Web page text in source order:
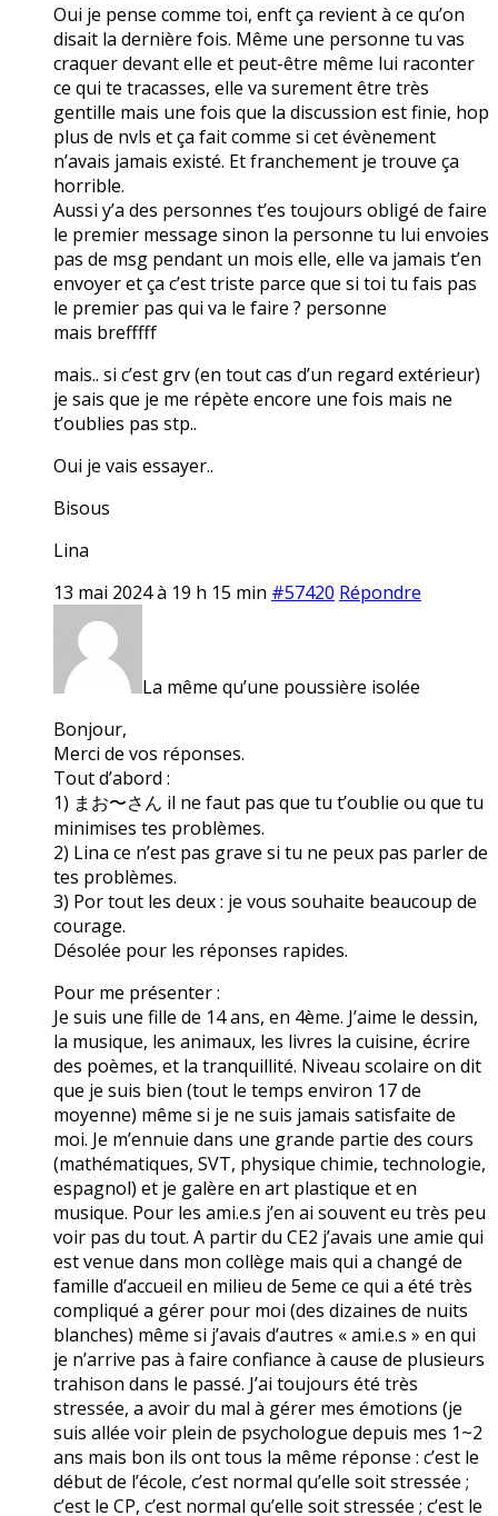
Oui je pense comme toi, enft ça revient à ce qu’on
disait la dernière fois. Même une personne tu vas
craquer devant elle et peut-être même lui raconter
ce qui te tracasses, elle va surement être très
gentille mais une fois que la discussion est finie, hop
plus de nvls et ça fait comme si cet évènement
n’avais jamais existé. Et franchement je trouve ça
horrible.
Aussi y’a des personnes t’es toujours obligé de faire
le premier message sinon la personne tu lui envoies
pas de msg pendant un mois elle, elle va jamais t’en
envoyer et ça c’est triste parce que si toi tu fais pas
le premier pas qui va le faire ? personne
mais brefffff
mais.. si c’est grv (en tout cas d’un regard extérieur)
je sais que je me répète encore une fois mais ne
t’oublies pas stp..
Oui je vais essayer..
Bisous
Lina
13 mai 2024 à 19 h 15 min #57420 Répondre
La même qu’une poussière isolée
Bonjour,
Merci de vos réponses.
Tout d’abord :
1) まお〜さん il ne faut pas que tu t’oublie ou que tu
minimises tes problèmes.
2) Lina ce n’est pas grave si tu ne peux pas parler de
tes problèmes.
3) Por tout les deux : je vous souhaite beaucoup de
courage.
Désolée pour les réponses rapides.
Pour me présenter :
Je suis une fille de 14 ans, en 4ème. J’aime le dessin,
la musique, les animaux, les livres la cuisine, écrire
des poèmes, et la tranquillité. Niveau scolaire on dit
que je suis bien (tout le temps environ 17 de
moyenne) même si je ne suis jamais satisfaite de
moi. Je m’ennuie dans une grande partie des cours
(mathématiques, SVT, physique chimie, technologie,
espagnol) et je galère en art plastique et en
musique. Pour les ami.e.s j’en ai souvent eu très peu
voir pas du tout. A partir du CE2 j’avais une amie qui
est venue dans mon collège mais qui a changé de
famille d’accueil en milieu de 5eme ce qui a été très
compliqué a gérer pour moi (des dizaines de nuits
blanches) même si j’avais d’autres « ami.e.s » en qui
je n’arrive pas à faire confiance à cause de plusieurs
trahison dans le passé. J’ai toujours été très
stressée, a avoir du mal à gérer mes émotions (je
suis allée voir plein de psychologue depuis mes 1~2
ans mais bon ils ont tous la même réponse : c’est le
début de l’école, c’est normal qu’elle soit stressée ;
c’est le CP, c’est normal qu’elle soit stressée ; c’est le